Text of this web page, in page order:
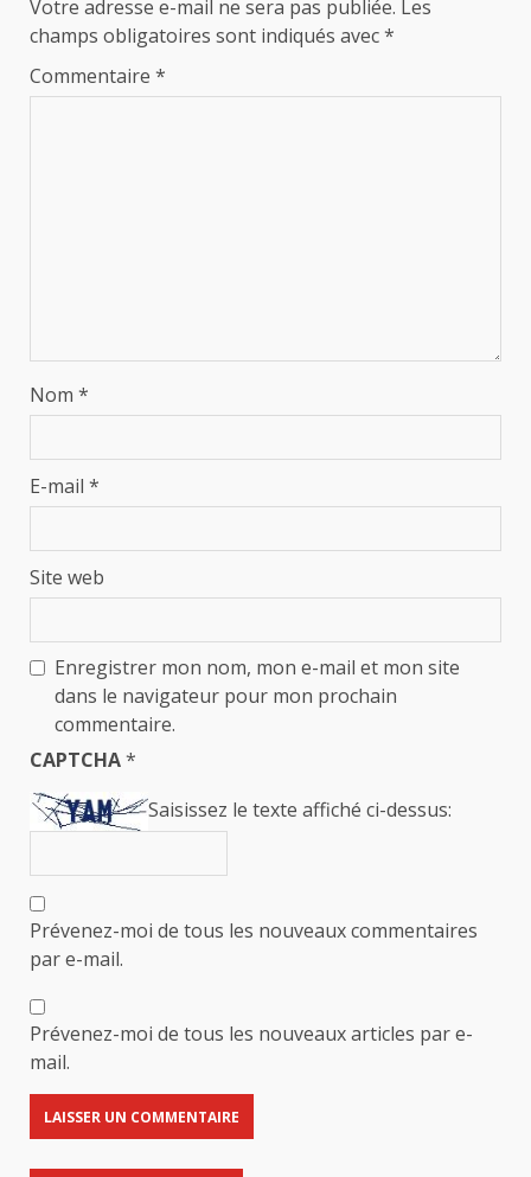
Votre adresse e-mail ne sera pas publiée. Les
champs obligatoires sont indiqués avec*
Commentaire *
Nom *
E-mail *
Site web
Enregistrer mon nom, mon e-mail et mon site
dans le navigateur pour mon prochain
commentaire.
CAPTCHA*
Saisissez le texte affiché ci-dessus:
Prévenez-moi de tous les nouveaux commentaires
par e-mail.
Prévenez-moi de tous les nouveaux articles par e-
mail.